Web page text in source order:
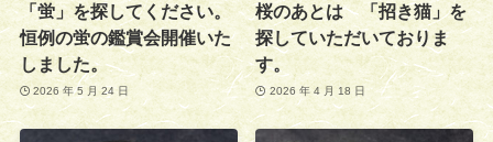
「蛍」を探してください。
恒例の蛍の鑑賞会開催いた
しました。
2026 年 5 月 24 日
桜のあとは 「招き猫」を
探していただいておりま
す。
2026 年 4 月 18 日